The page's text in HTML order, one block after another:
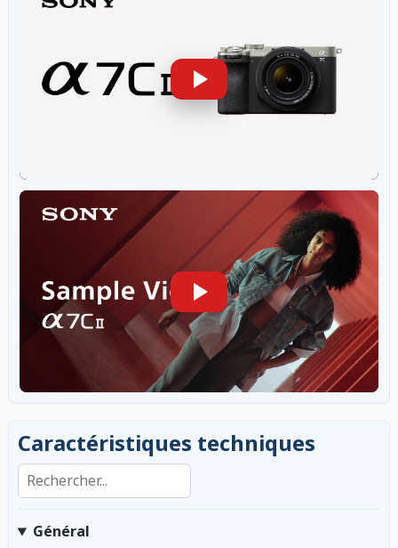
Caractéristiques techniques
Rechercher dans les caractéristiques
Général